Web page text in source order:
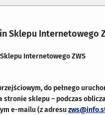
Sklepu Internetowego
Internetowego ZWS
do pełnego
stronie sklepu – podczas
e-mailu (z adresu